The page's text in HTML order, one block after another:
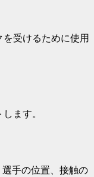
受けるために使用
ます。
手の位置、接触の